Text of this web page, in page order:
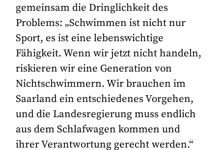
gemeinsam die Dringlichkeit des
Problems: „Schwimmen ist nicht nur
Sport, es ist eine lebenswichtige
Fähigkeit. Wenn wir jetzt nicht handeln,
riskieren wir eine Generation von
Nichtschwimmern. Wir brauchen im
Saarland ein entschiedenes Vorgehen,
und die Landesregierung muss endlich
aus dem Schlafwagen kommen und
ihrer Verantwortung gerecht werden.“